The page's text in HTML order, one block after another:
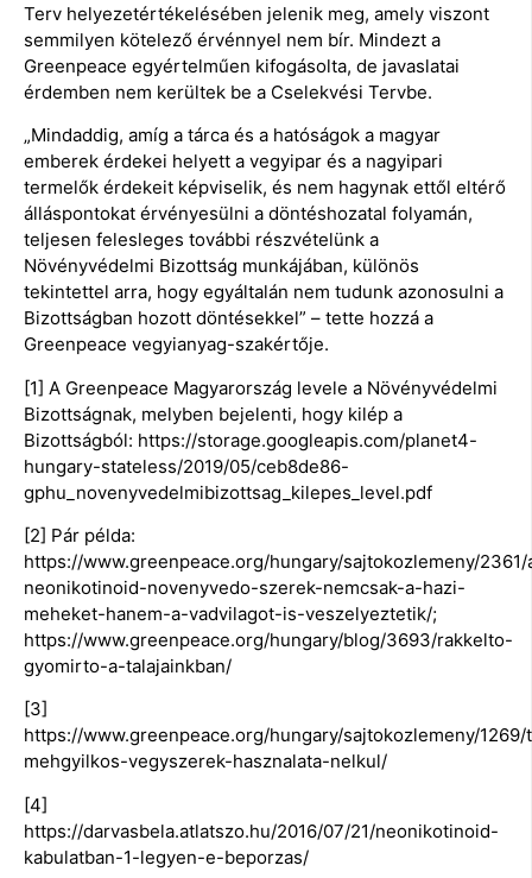
Terv helyezetértékelésében jelenik meg, amely viszont
semmilyen kötelező érvénnyel nem bír. Mindezt a
Greenpeace egyértelműen kifogásolta, de javaslatai
érdemben nem kerültek be a Cselekvési Tervbe.
„Mindaddig, amíg a tárca és a hatóságok a magyar
emberek érdekei helyett a vegyipar és a nagyipari
termelők érdekeit képviselik, és nem hagynak ettől eltérő
álláspontokat érvényesülni a döntéshozatal folyamán,
teljesen felesleges további részvételünk a
Növényvédelmi Bizottság munkájában, különös
tekintettel arra, hogy egyáltalán nem tudunk azonosulni a
Bizottságban hozott döntésekkel” – tette hozzá a
Greenpeace vegyianyag-szakértője.
[1] A Greenpeace Magyarország levele a Növényvédelmi
Bizottságnak, melyben bejelenti, hogy kilép a
Bizottságból: https://storage.googleapis.com/planet4-
hungary-stateless/2019/05/ceb8de86-
gphu_novenyvedelmibizottsag_kilepes_level.pdf
[2] Pár példa:
https://www.greenpeace.org/hungary/sajtokozlemeny/2361/
neonikotinoid-novenyvedo-szerek-nemcsak-a-hazi-
meheket-hanem-a-vadvilagot-is-veszelyeztetik/;
https://www.greenpeace.org/hungary/blog/3693/rakkelto-
gyomirto-a-talajainkban/
[3]
https://www.greenpeace.org/hungary/sajtokozlemeny/
mehgyilkos-vegyszerek-hasznalata-nelkul/
[4]
https://darvasbela.atlatszo.hu/2016/07/21/neonikotinoid-
kabulatban-1-legyen-e-beporzas/